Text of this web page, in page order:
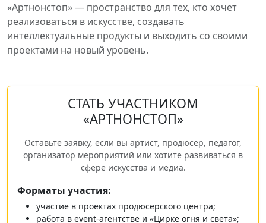
«Артнонстоп» — пространство для тех, кто хочет
реализоваться в искусстве, создавать
интеллектуальные продукты и выходить со своими
проектами на новый уровень.
СТАТЬ УЧАСТНИКОМ
«АРТНОНСТОП»
Оставьте заявку, если вы артист, продюсер, педагог,
организатор мероприятий или хотите развиваться в
сфере искусства и медиа.
Форматы участия:
участие в проектах продюсерского центра;
работа в event‑агентстве и «Цирке огня и света»;